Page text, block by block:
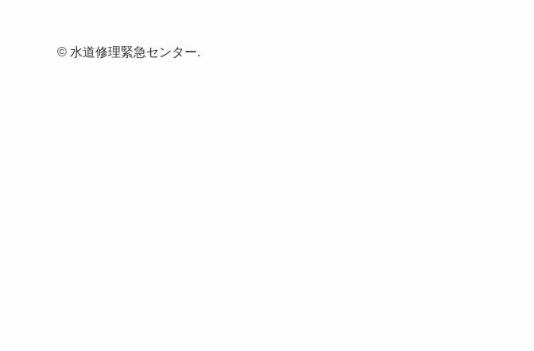
© 水道修理緊急センター.